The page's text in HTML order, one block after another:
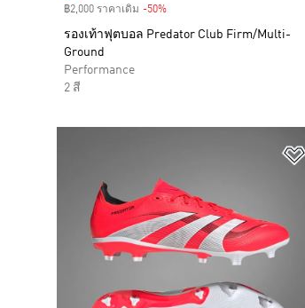
฿2,000 ราคาเดิม -50%
รองเท้าฟุตบอล Predator Club Firm/Multi-
Ground
Performance
2 สี